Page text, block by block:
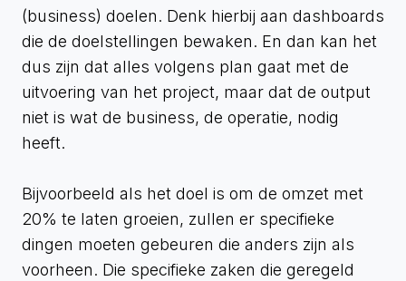
(business) doelen. Denk hierbij aan dashboards
die de doelstellingen bewaken. En dan kan het
dus zijn dat alles volgens plan gaat met de
uitvoering van het project, maar dat de output
niet is wat de business, de operatie, nodig
heeft.
Bijvoorbeeld als het doel is om de omzet met
20% te laten groeien, zullen er specifieke
dingen moeten gebeuren die anders zijn als
voorheen. Die specifieke zaken die geregeld